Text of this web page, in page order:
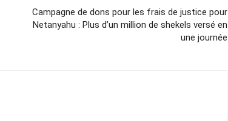
Campagne de dons pour les frais de justice pour
Netanyahu : Plus d’un million de shekels versé en
une journée